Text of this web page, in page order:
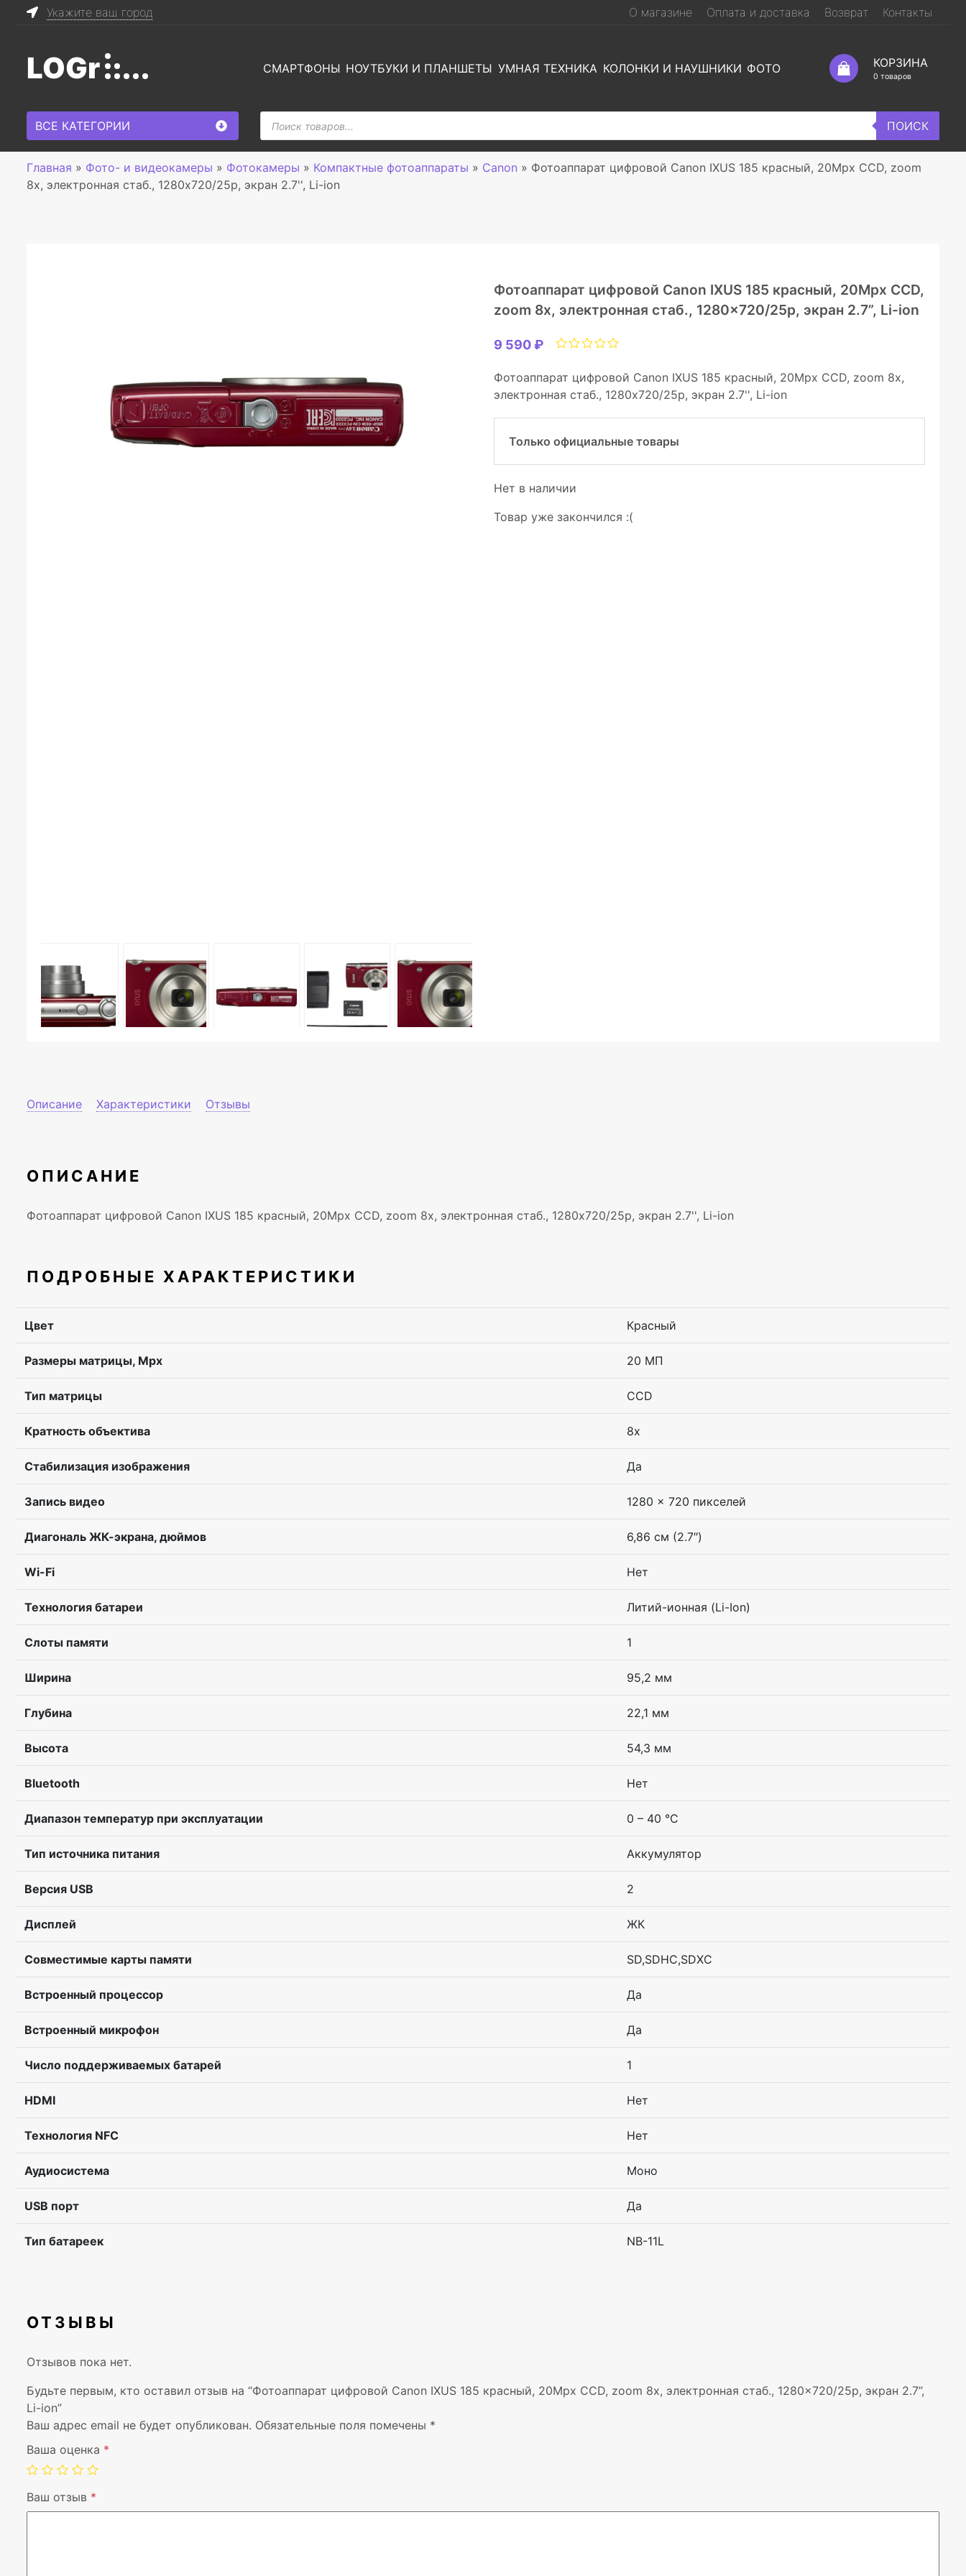
Укажите ваш город О магазине Оплата и доставка Возврат Контакты
LOGr СМАРТФОНЫ НОУТБУКИ И ПЛАНШЕТЫ УМНАЯ ТЕХНИКА КОЛОНКИ И НАУШНИКИ ФОТО КОРЗИНА
0 товаров
ВСЕ КАТЕГОРИИ
Поиск
товаров
ПОИСК
Главная » Фото- и видеокамеры » Фотокамеры » Компактные фотоаппараты » Canon » Фотоаппарат цифровой Canon IXUS 185 красный, 20Mpx CCD, zoom
8x, электронная стаб., 1280x720/25p, экран 2.7'', Li-ion
Фотоаппарат цифровой Canon IXUS 185 красный, 20Mpx CCD,
zoom 8x, электронная стаб., 1280×720/25p, экран 2.7”, Li-ion
9 590 ₽
Фотоаппарат цифровой Canon IXUS 185 красный, 20Mpx CCD, zoom 8x,
электронная стаб., 1280x720/25p, экран 2.7'', Li-ion
Только официальные товары
Нет в наличии
Товар уже закончился :(
Описание Характеристики Отзывы
ОПИСАНИЕ
Фотоаппарат цифровой Canon IXUS 185 красный, 20Mpx CCD, zoom 8x, электронная стаб., 1280x720/25p, экран 2.7'', Li-ion
ПОДРОБНЫЕ ХАРАКТЕРИСТИКИ
Цвет Красный
Размеры матрицы, Mpx 20 МП
Тип матрицы CCD
Кратность объектива 8x
Стабилизация изображения Да
Запись видео 1280 x 720 пикселей
Диагональ ЖК-экрана, дюймов 6,86 см (2.7″)
Wi-Fi Нет
Технология батареи Литий-ионная (Li-Ion)
Слоты памяти 1
Ширина 95,2 мм
Глубина 22,1 мм
Высота 54,3 мм
Bluetooth Нет
Диапазон температур при эксплуатации 0 – 40 °C
Тип источника питания Аккумулятор
Версия USB 2
Дисплей ЖК
Совместимые карты памяти SD,SDHC,SDXC
Встроенный процессор Да
Встроенный микрофон Да
Число поддерживаемых батарей 1
HDMI Нет
Технология NFC Нет
Аудиосистема Моно
USB порт Да
Тип батареек NB-11L
ОТЗЫВЫ
Отзывов пока нет.
Будьте первым, кто оставил отзыв на “Фотоаппарат цифровой Canon IXUS 185 красный, 20Mpx CCD, zoom 8x, электронная стаб., 1280×720/25p, экран 2.7”,
Li-ion”
Ваш адрес email не будет опубликован. Обязательные поля помечены *
Ваша оценка *
Ваш отзыв *